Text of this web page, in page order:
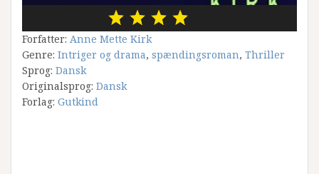
Forfatter: Anne Mette Kirk
Genre: Intriger og drama, spændingsroman, Thriller
Sprog: Dansk
Originalsprog: Dansk
Forlag: Gutkind